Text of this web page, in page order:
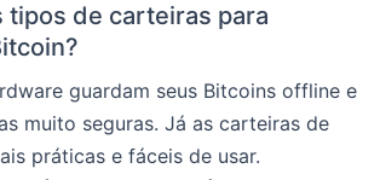
tipos de carteiras para
guardam seus Bitcoins offline e
muito seguras. Já as carteiras de
práticas e fáceis de usar.